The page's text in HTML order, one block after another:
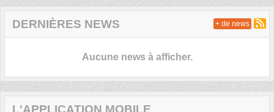
DERNIÈRES NEWS
Aucune news à afficher.
+ de news
L'APPLICATION MOBILE